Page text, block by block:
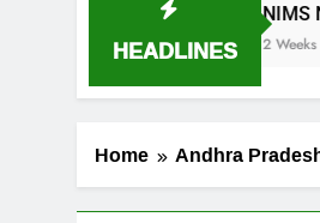
HEADLINES
NIMS Nursing
2 Weeks Ago
Home Andhra